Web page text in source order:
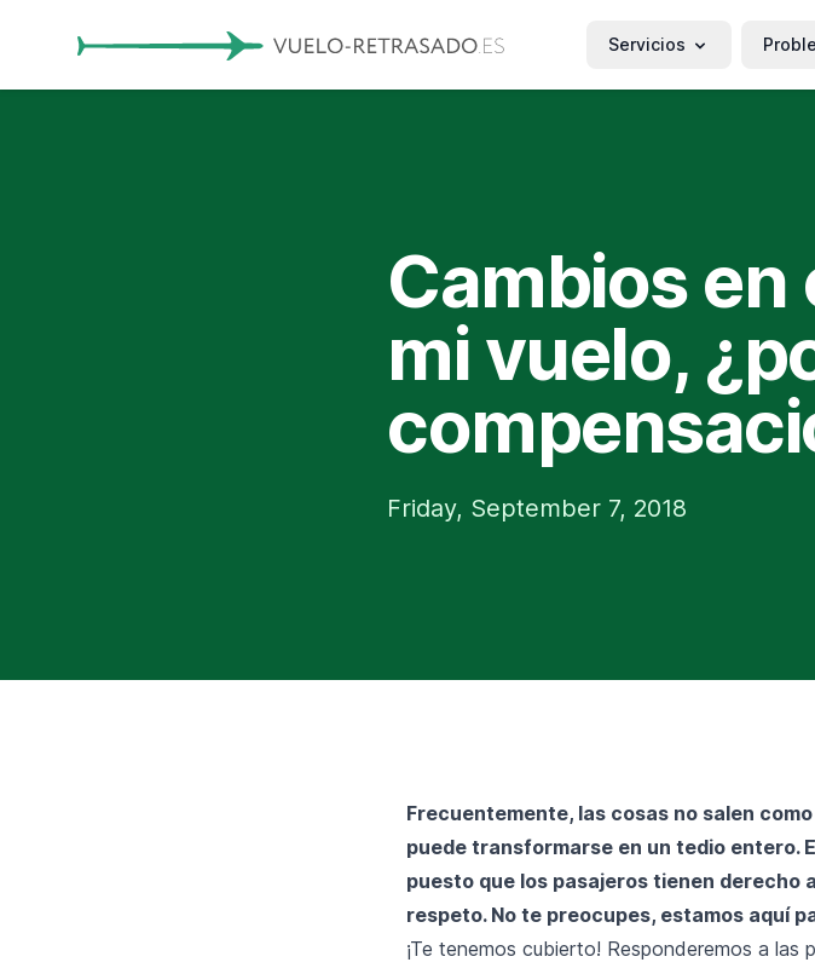
Servicios
Cambios en
mi vuelo,
Friday, September 7, 2018
Frecuentemente, las cosas no salen
puede transformarse en un tedio entero.
puesto que los pasajeros tienen derecho
respeto. No te preocupes, estamos aquí
¡Te tenemos cubierto! Responderemos a las